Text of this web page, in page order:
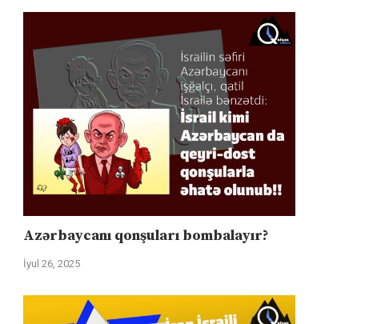
Azərbaycanı qonşuları bombalayır?
İyul 26, 2025